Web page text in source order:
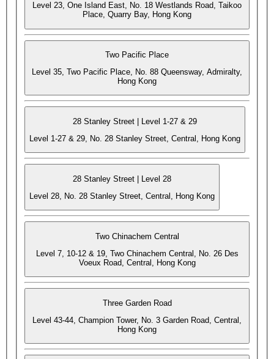
Level 23, One Island East, No. 18 Westlands Road, Taikoo
Place, Quarry Bay, Hong Kong
Two Pacific Place
Level 35, Two Pacific Place, No. 88 Queensway, Admiralty,
Hong Kong
28 Stanley Street | Level 1-27 & 29
Level 1-27 & 29, No. 28 Stanley Street, Central, Hong Kong
28 Stanley Street | Level 28
Level 28, No. 28 Stanley Street, Central, Hong Kong
Two Chinachem Central
Level 7, 10-12 & 19, Two Chinachem Central, No. 26 Des
Voeux Road, Central, Hong Kong
Three Garden Road
Level 43-44, Champion Tower, No. 3 Garden Road, Central,
Hong Kong